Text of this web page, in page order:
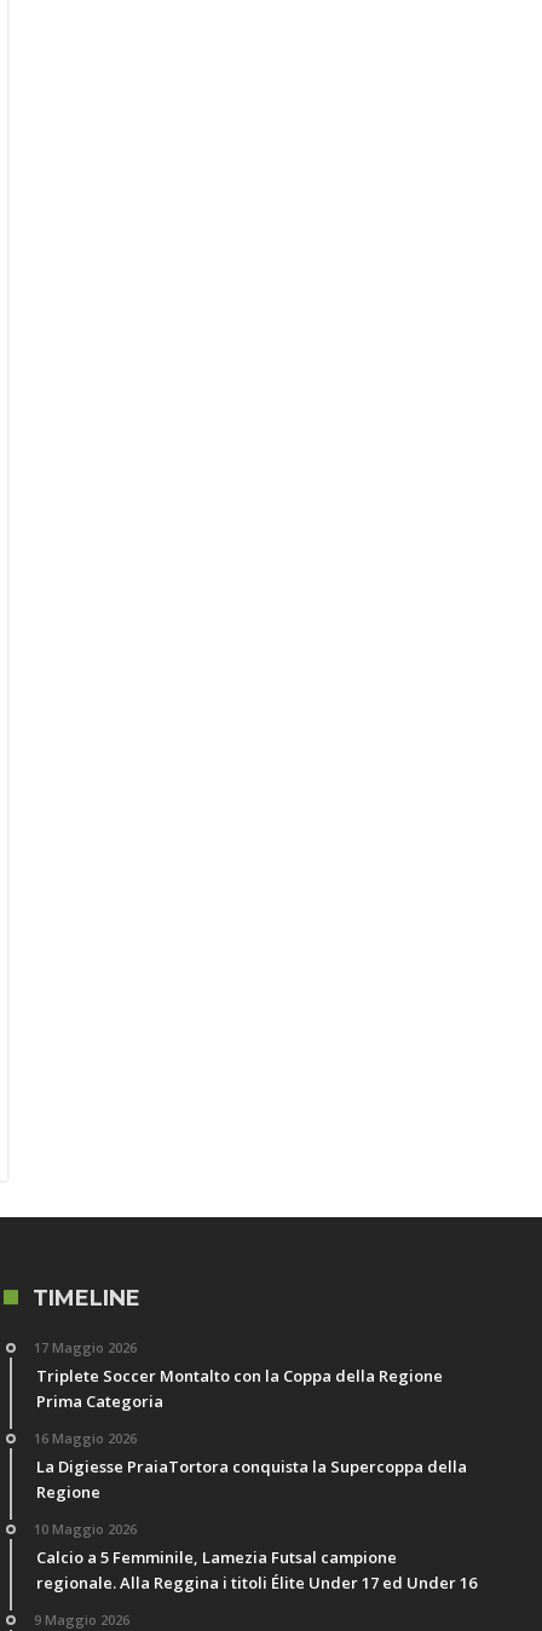
TIMELINE
17 Maggio 2026
Triplete Soccer Montalto con la Coppa della Regione
Prima Categoria
16 Maggio 2026
La Digiesse PraiaTortora conquista la Supercoppa della
Regione
10 Maggio 2026
Calcio a 5 Femminile, Lamezia Futsal campione
regionale. Alla Reggina i titoli Élite Under 17 ed Under 16
9 Maggio 2026